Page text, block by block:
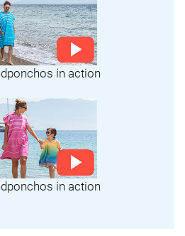
in action
in action